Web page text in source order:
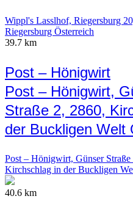
Wippl's Lasslhof, Riegersburg
Riegersburg Österreich
39.7 km
Post – Hönigwirt
Post – Hönigwirt,
Straße 2, 2860,
der Buckligen Welt
Post – Hönigwirt, Günser Straße
Kirchschlag in der Buckligen
40.6 km